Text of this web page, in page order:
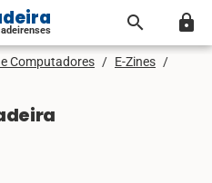
search lock
Computadores / E-Zines /